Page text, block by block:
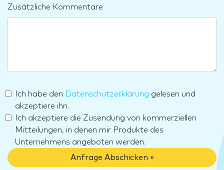
Zusätzliche Kommentare
Ich habe den Datenschutzerklärung gelesen und
akzeptiere ihn.
Ich akzeptiere die Zusendung von kommerziellen
Mitteilungen, in denen mir Produkte des
Unternehmens angeboten werden.
Anfrage Abschicken »